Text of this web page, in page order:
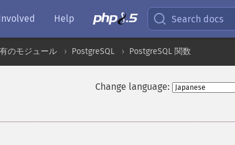
Help Search docs
のモジュール PostgreSQL PostgreSQL 関数
Change language: